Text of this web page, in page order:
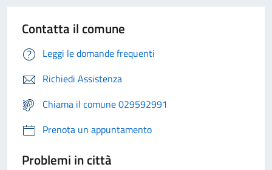
Contatta il comune
Leggi le domande frequenti
Richiedi Assistenza
Chiama il comune 029592991
Prenota un appuntamento
Problemi in città